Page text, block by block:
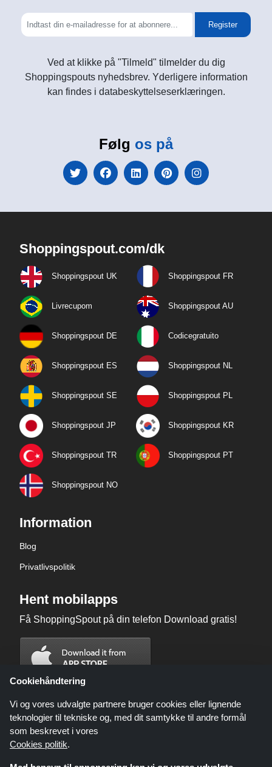
Register
Ved at klikke på "Tilmeld" tilmelder du dig
Shoppingspouts nyhedsbrev. Yderligere information
kan findes i databeskyttelseserklæringen.
Følg os på
Shoppingspout.com/dk
Shoppingspout UK Shoppingspout FR
Livrecupom Shoppingspout AU
Shoppingspout DE Codicegratuito
Shoppingspout ES Shoppingspout NL
Shoppingspout SE Shoppingspout PL
Shoppingspout JP Shoppingspout KR
Shoppingspout TR Shoppingspout PT
Shoppingspout NO
Information
Blog
Privatlivspolitik
Hent mobilapps
Få ShoppingSpout på din telefon Download gratis!
Cookiehåndtering
Vi og vores udvalgte partnere bruger cookies eller lignende
teknologier til tekniske og, med dit samtykke til andre formål
som beskrevet i vores
Cookies politik.